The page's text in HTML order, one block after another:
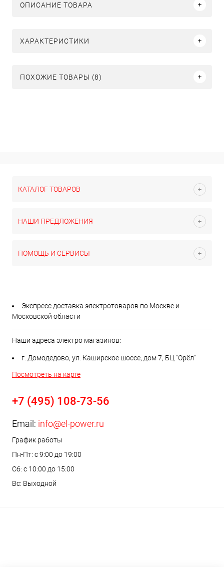
ОПИСАНИЕ ТОВАРА
ХАРАКТЕРИСТИКИ
ПОХОЖИЕ ТОВАРЫ (8)
КАТАЛОГ ТОВАРОВ
НАШИ ПРЕДЛОЖЕНИЯ
ПОМОЩЬ И СЕРВИСЫ
Экспресс доставка электротоваров по Москве и
Московской области
Наши адреса электро магазинов:
г. Домодедово, ул. Каширское шоссе, дом 7, БЦ "Орёл"
Посмотреть на карте
+7 (495) 108-73-56
Email: info@el-power.ru
График работы
Пн-Пт: с 9:00 до 19:00
Сб: с 10:00 до 15:00
Вс: Выходной